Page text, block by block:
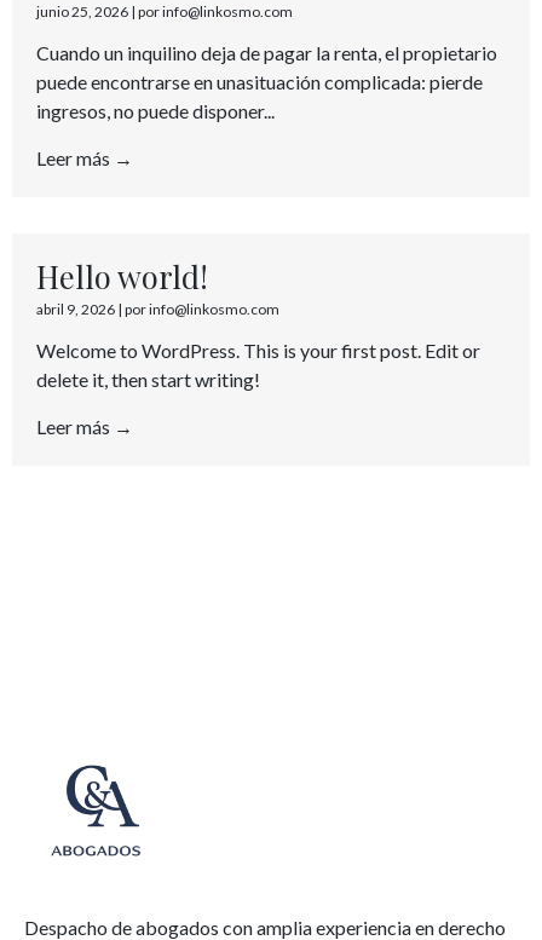
junio 25, 2026 | por info@linkosmo.com
Cuando un inquilino deja de pagar la renta, el propietario
puede encontrarse en unasituación complicada: pierde
ingresos, no puede disponer...
Leer más →
Hello world!
abril 9, 2026 | por info@linkosmo.com
Welcome to WordPress. This is your first post. Edit or
delete it, then start writing!
Leer más →
Despacho de abogados con amplia experiencia en derecho